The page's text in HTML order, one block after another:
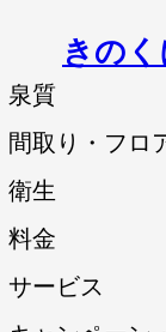
きの
泉質
間取り・フロ
衛生
料金
サービス